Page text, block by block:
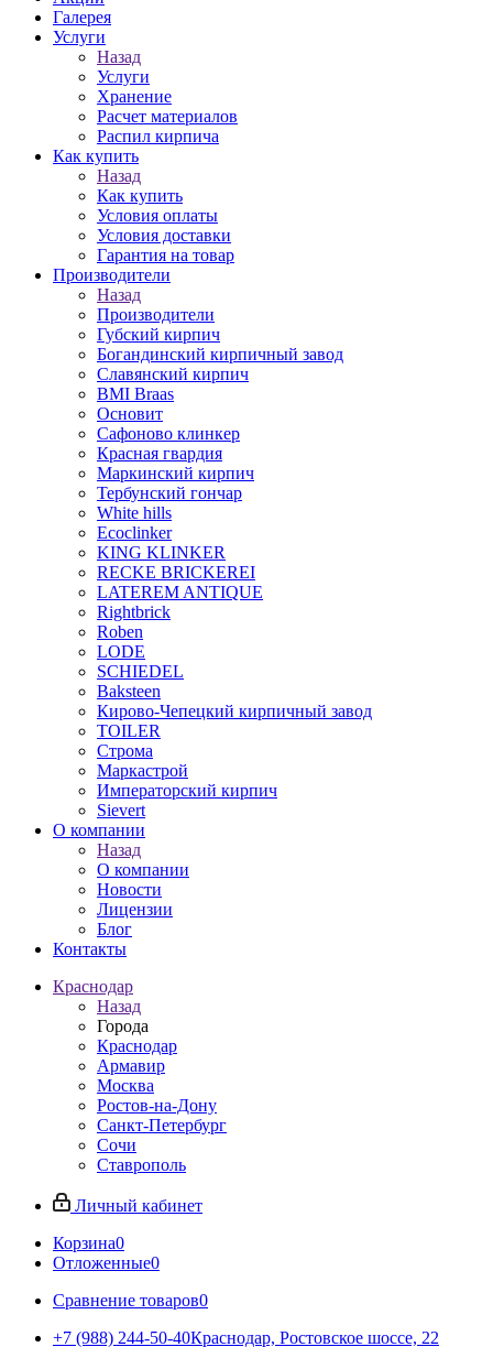
Галерея
Услуги
Назад
Услуги
Хранение
Расчет материалов
Распил кирпича
Как купить
Назад
Как купить
Условия оплаты
Условия доставки
Гарантия на товар
Производители
Назад
Производители
Губский кирпич
Богандинский кирпичный завод
Славянский кирпич
BMI Braas
Основит
Сафоново клинкер
Красная гвардия
Маркинский кирпич
Тербунский гончар
White hills
Ecoclinker
KING KLINKER
RECKE BRICKEREI
LATEREM ANTIQUE
Rightbrick
Roben
LODE
SCHIEDEL
Baksteen
Кирово-Чепецкий кирпичный завод
TOILER
Строма
Маркастрой
Императорский кирпич
Sievert
О компании
Назад
О компании
Новости
Лицензии
Блог
Контакты
Краснодар
Назад
Города
Краснодар
Армавир
Москва
Ростов-на-Дону
Санкт-Петербург
Сочи
Ставрополь
Личный кабинет
Корзина0
Отложенные0
Сравнение товаров0
+7 (988) 244-50-40Краснодар, Ростовское шоссе, 22